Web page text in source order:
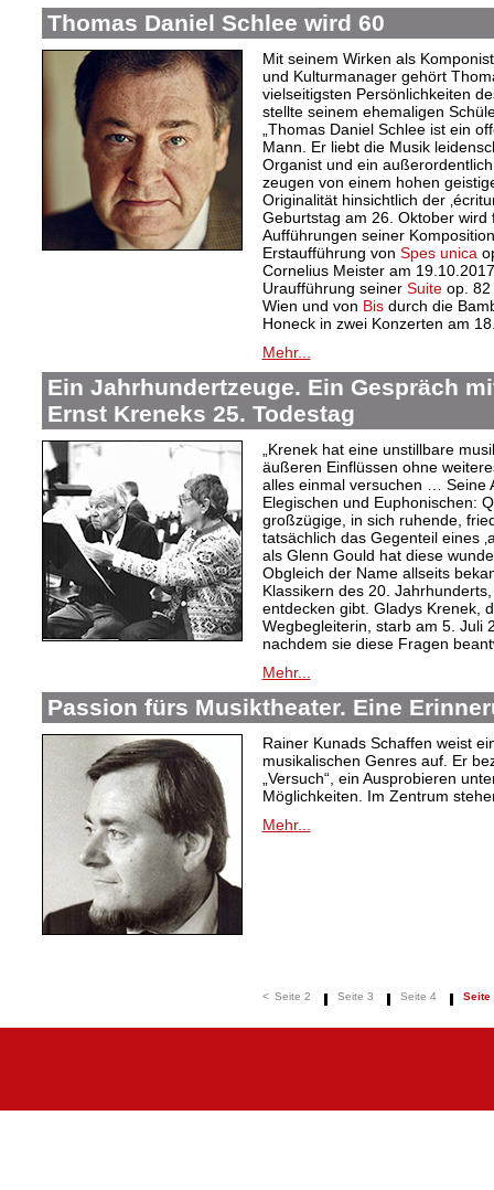
Thomas Daniel Schlee wird 60
Mit seinem Wirken als
und Kulturmanager gehört
vielseitigsten Persönlichkeiten
stellte seinem ehemaligen
„Thomas Daniel Schlee ist ein
Mann. Er liebt die Musik
Organist und ein
zeugen von einem hohen
Originalität hinsichtlich der
Geburtstag am 26. Oktober wird
Aufführungen seiner
Erstaufführung von Spes unica
Cornelius Meister am
Uraufführung seiner Suiteop. 82
Wien und von Bisdurch die
Honeck in zwei Konzerten am
Mehr...
Ein Jahrhundertzeuge. Ein Gespräch
Ernst Kreneks 25. Todestag
„Krenek hat eine unstillbare
äußeren Einflüssen ohne
alles einmal versuchen … Seine
Elegischen und Euphonischen:
großzügige, in sich ruhende,
tatsächlich das Gegenteil eines
als Glenn Gould hat diese
Obgleich der Name allseits
Klassikern des 20.
entdecken gibt. Gladys Krenek,
Wegbegleiterin, starb am 5. Juli
nachdem sie diese Fragen
Mehr...
Passion fürs Musiktheater. Eine
Rainer Kunads Schaffen weist
musikalischen Genres auf. Er
„Versuch“, ein Ausprobieren
Möglichkeiten. Im Zentrum
Mehr...
< Seite 2 Seite 3 Seite 4 Seite